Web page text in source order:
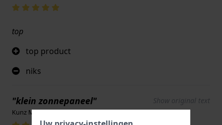
top
top product
niks
"klein zonnepaneel" Show original text
Kunz Matthias · 6 september 2025